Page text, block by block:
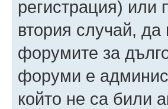
регистрация) или
втория случай,
форумите за
форуми е
който не са били